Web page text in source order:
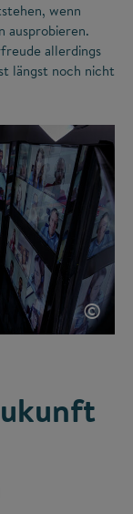
wenn
ausprobieren.
allerdings
längst noch nicht
©